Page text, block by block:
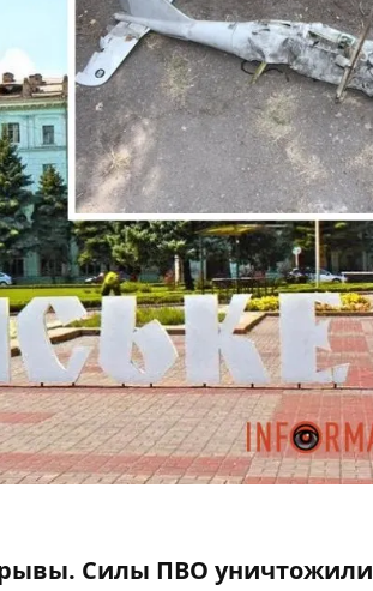
Силы ПВО уничтожили